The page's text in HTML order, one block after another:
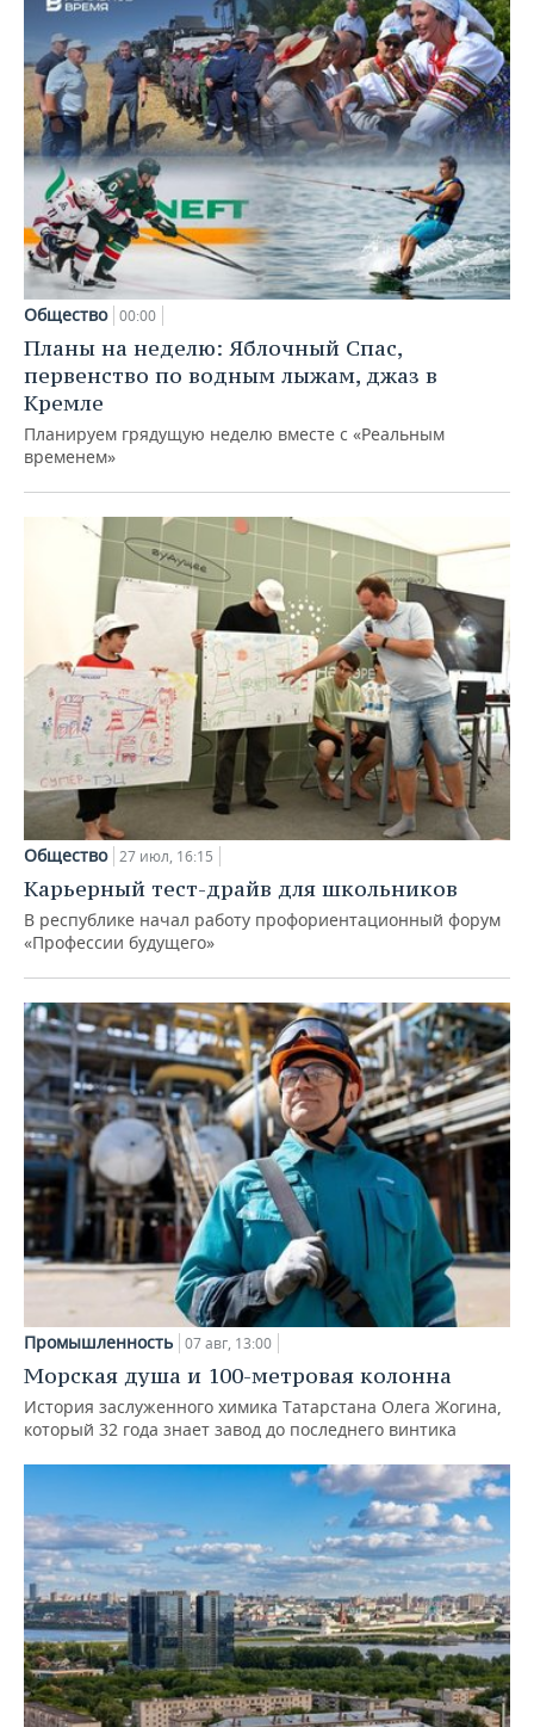
Общество 00:00
Планы на неделю: Яблочный Спас,
первенство по водным лыжам, джаз в
Кремле
Планируем грядущую неделю вместе с «Реальным
временем»
Общество 27 июл, 16:15
Карьерный тест-драйв для школьников
В республике начал работу профориентационный форум
«Профессии будущего»
Промышленность 07 авг, 13:00
Морская душа и 100-метровая колонна
История заслуженного химика Татарстана Олега Жогина,
который 32 года знает завод до последнего винтика